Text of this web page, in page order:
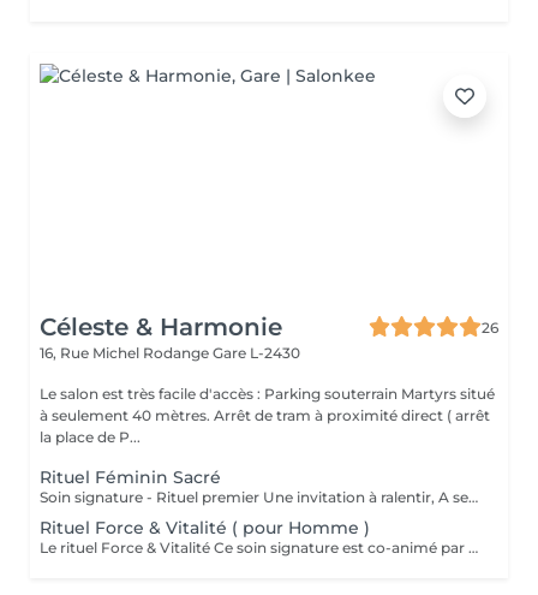
Céleste & Harmonie
26
16, Rue Michel Rodange Gare L-2430
Le salon est très facile d'accès : Parking souterrain Martyrs situé
à seulement 40 mètres. Arrêt de tram à proximité direct ( arrêt
la place de P...
Rituel Féminin Sacré
Soin signature - Rituel premier Une invitation à ralentir, A se reconnecter à son corps, A sa féminité, Et à sa profondeur intérieure. Le Rituel Féminin Sacré est un massage émotionnel réconfortant et enveloppant, aux manuvres lentes et ondulantes, conçu comme un véritable voyage intérieur. Ce soin signature est co-animé par deux expertes: ' Une praticienne en massage bien-être ' Une sophrologue certifiée Pour une approche globale du corps, des émotions et de la conscience. Une huile neutre naturelle accompagne le rituel pour sublimer la peau et soutenir la dimension symbolique du soin . Le rituel se clôture par un accueil des ressentis et échange. Pour toute information complémentaire ou réservation ce soin , je vous invite à me contacter.
Rituel Force & Vitalité ( pour Homme )
Le rituel Force & Vitalité Ce soin signature est co-animé par deux expertes: ' Une praticienne en massage bien-être ' Une sophrologue certifiée Pour une approche globale du corps, des émotions et de la conscience. C'est un soin global qui agit à la fois sur le corps et l'esprit. Il associe des techniques de massage profondes pour libérer les tensions et relancer l'énergie, à des exercices de respiration et de relaxation guidée pour apaiser le mental et renforcer l'ancrage. Cette synergie unique permet de retrouver force, équilibre intérieur et clarté, tout en offrant une sensation durable de bien-être et de vitalité. Pour toute information complémentaire ou réservation ce soin , je vous invite à me contacter.